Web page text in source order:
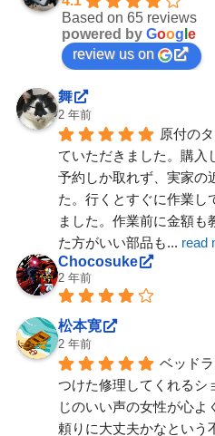
Based on 65 reviews
powered by Goog e
review us on
舞
2 年前
原付の
ていただきました。購入
予約しか取れず、実家の
た。行くとすぐに作業し
ました。作業前に金額も
た方がいい部品も... read
Chocosuke
2 年前
松本寛
2 年前
ベッド
つけた修理してくれるシ
じのいい声の女性が心よ
頼りに大丈夫かなという